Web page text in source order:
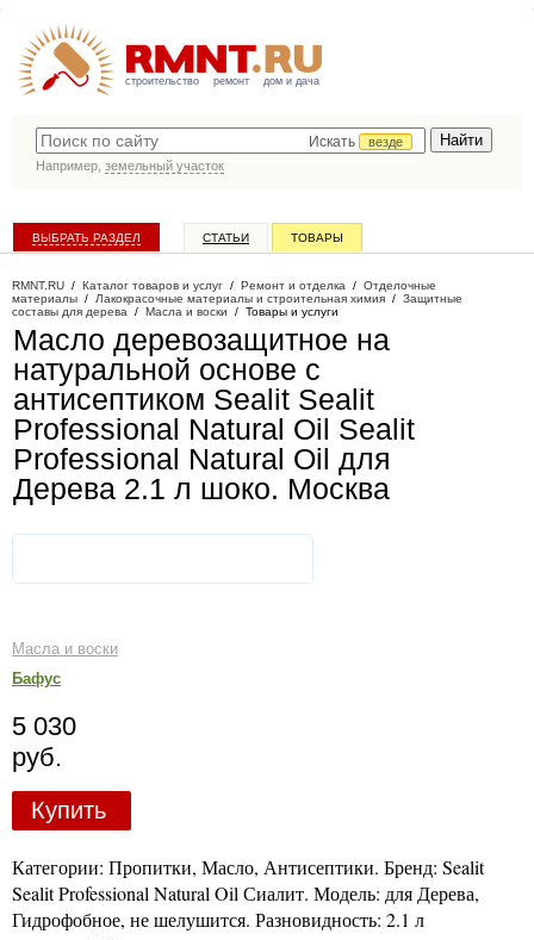
строительство ремонт дом и дача
Искать
везде
Например, земельный участок
ВЫБРАТЬ РАЗДЕЛ СТАТЬИ ТОВАРЫ
RMNT.RU / Каталог товаров и услуг / Ремонт и отделка / Отделочные
материалы / Лакокрасочные материалы и строительная химия / Защитные
составы для дерева / Масла и воски / Товары и услуги
Масло деревозащитное на
натуральной основе с
антисептиком Sealit Sealit
Professional Natural Oil Sealit
Professional Natural Oil для
Дерева 2.1 л шоко. Москва
Масла и воски
Бафус
5 030
руб.
Купить
Категории: Пропитки, Масло, Антисептики. Бренд: Sealit
Sealit Professional Natural Oil Сиалит. Модель: для Дерева,
Гидрофобное, не шелушится. Разновидность: 2.1 л